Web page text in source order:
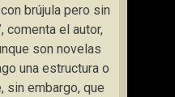
brújula pero sin
comenta el autor,
son novelas
una estructura o
sin embargo, que